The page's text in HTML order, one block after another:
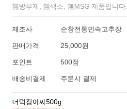
無방부제, 無색소, 無MSG 제품입니다.
제조사 순창전통민속고추장
판매가격 25,000원
포인트 500점
배송비결제 주문시 결제
더덕장아찌500g